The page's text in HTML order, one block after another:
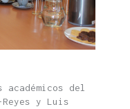
del
y Luis